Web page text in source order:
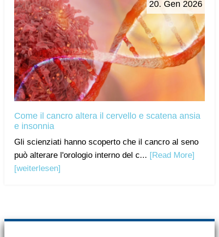
20. Gen 2026
Come il cancro altera il cervello e scatena ansia
e insonnia
Gli scienziati hanno scoperto che il cancro al seno
può alterare l'orologio interno del c... [Read More]
[weiterlesen]